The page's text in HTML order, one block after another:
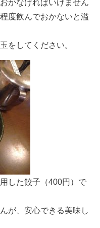
かなければいけません
度飲んでおかないと溢
をしてください。
した餃子（400円）で
が、安心できる美味し